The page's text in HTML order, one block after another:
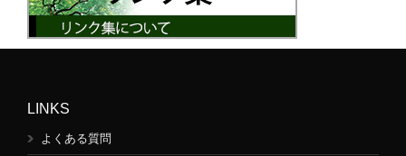
LINKS
よくある質問